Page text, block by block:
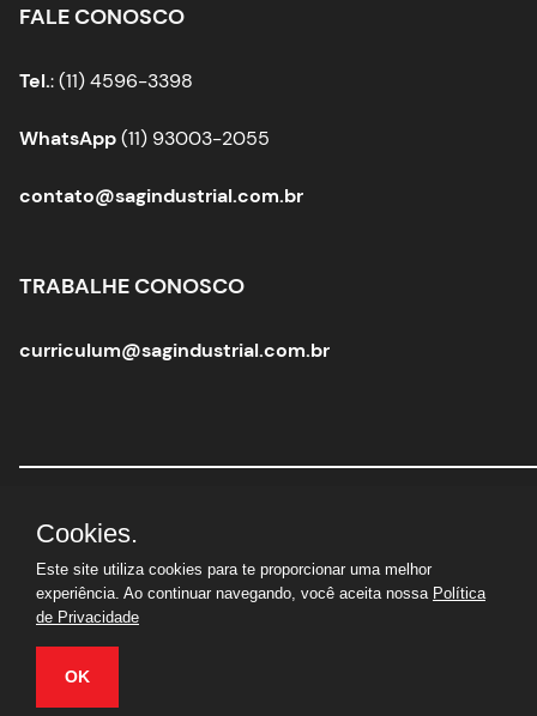
FALE CONOSCO
Tel.: (11) 4596-3398
WhatsApp(11) 93003-2055
contato@sagindustrial.com.br
TRABALHE CONOSCO
curriculum@sagindustrial.com.br
Sag Industrial Solutions Group
29 |© Todos os direitos reservados
Cookies.
Este site utiliza cookies para te proporcionar uma melhor
experiência. Ao continuar navegando, você aceita nossa Política
de Privacidade
OK